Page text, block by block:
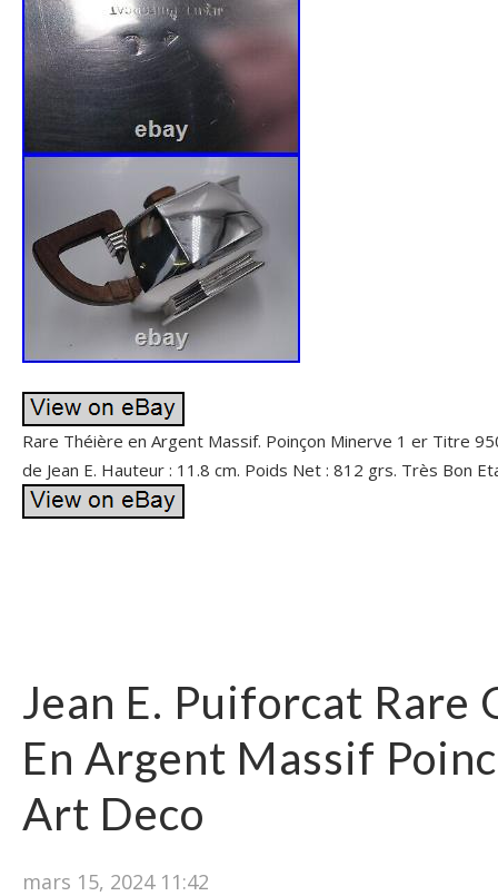
Rare Théière en Argent Massif. Poinçon Minerve 1 er Titre
de Jean E. Hauteur : 11.8 cm. Poids Net : 812 grs. Très Bon
Jean E. Puiforcat Rare
En Argent Massif
Art Deco
mars 15, 2024 11:42